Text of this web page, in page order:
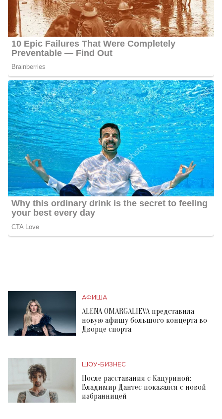
АФИША
ALENA OMARGALIEVA представила
новую афишу большого концерта во
Дворце спорта
ШОУ-БИЗНЕС
После расставания с Кацуриной:
Владимир Дантес показался с новой
избранницей